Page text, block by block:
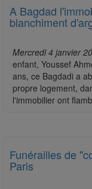
A Bagdad
blanchiment
Mercredi 4 janvier
enfant, Youssef
ans, ce Bagdadi a
propre logement,
l'immobilier ont
Funérailles de
Paris